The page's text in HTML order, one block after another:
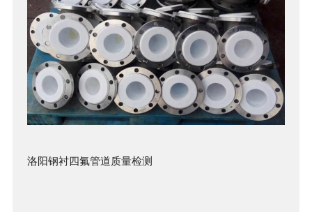
洛阳钢衬四氟管道质量检测